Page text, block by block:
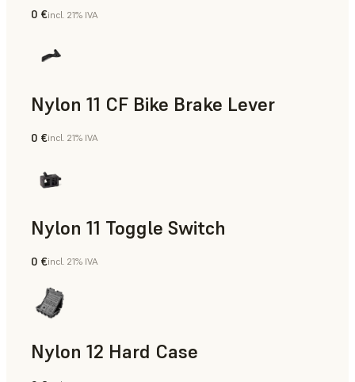
Polvo para SLS
0 €incl. 21% IVA
Nylon 11 CF Bike Brake Lever
Polvo para SLS
0 €incl. 21% IVA
Nylon 11 Toggle Switch
Polvo para SLS
0 €incl. 21% IVA
Nylon 12 Hard Case